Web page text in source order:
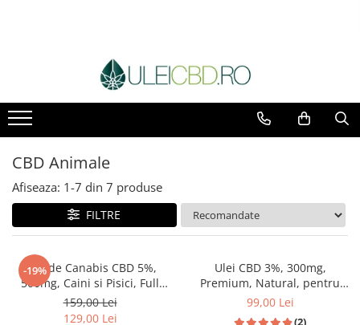
CBD Animale
Afiseaza: 1-7 din 7 produse
FILTRE
-19%
Ulei de Canabis CBD 5%,
500mg, Caini si Pisici, Full
Spectrum, Medicanah, Aroma
Sunca, 10ml
159,00 Lei
129,00 Lei
Ulei CBD 3%, 300mg,
Premium, Natural, pentru
Pisici, 10ml
99,00 Lei